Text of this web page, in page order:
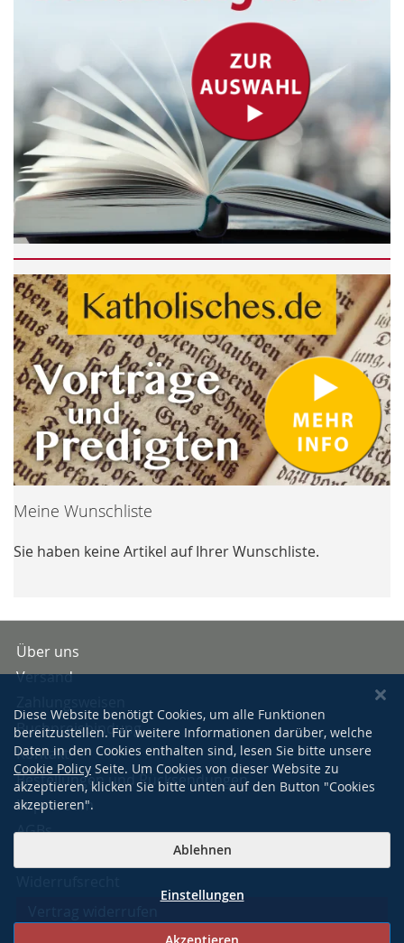
Meine Wunschliste
Sie haben keine Artikel auf Ihrer Wunschliste.
Über uns
Versand
Buchpreisbindung
Kontakt
Bestellungen und Rücksendungen
Impressum
AGBs
Diese Website benötigt Cookies, um alle Funktionen
bereitzustellen. Für weitere Informationen darüber, welche
Daten in den Cookies enthalten sind, lesen Sie bitte unsere
Cookie Policy Seite. Um Cookies von dieser Website zu
akzeptieren, klicken Sie bitte unten auf den Button "Cookies
akzeptieren".
Ablehnen
Einstellungen